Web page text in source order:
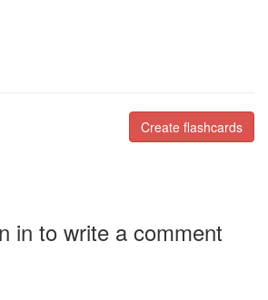
Create flashcards
in to write a comment